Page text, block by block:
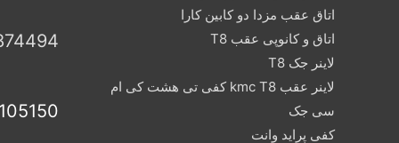
اتاق عقب مزدا دو کابین کارا
اتاق و کانوپی عقب T8
لاینر جک T8
لاینر عقب kmc T8 کفی تی هشت کی ام
سی جک
کفی پراید وانت